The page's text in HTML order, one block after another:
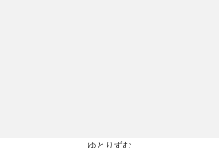
ゆとりずむ